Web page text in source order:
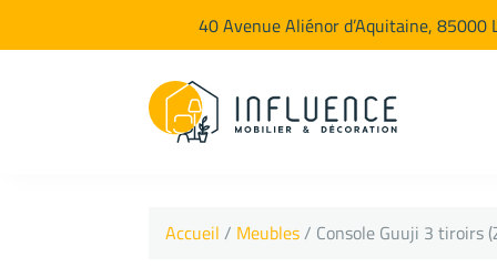
40 Avenue Aliénor d’Aquitaine, 85000
Accueil / Meubles/ Console Guuji 3 tiroirs